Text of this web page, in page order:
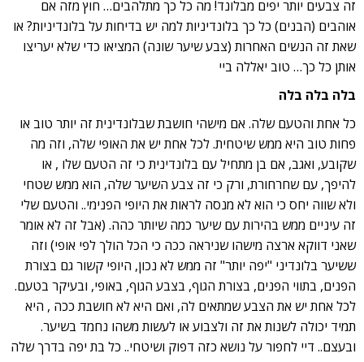
זה צבעים יותר יפים מבלונד! מה כל כך מתלהבים… חוץ מזה אם
אוהבים (הבנים) כל כך בלונדיניות למה יש בדיחות על בלונדיניות? או
שאת זה הנשים האחרות (צבע שיער שונה) המציאו כדי שלא יעריצו
אותן כל כך… טוב יאללה ביי
בלה בלה בלה
כל אחת והטעם שלה. אם מישהי חושבת שבלונדינית זה יותר טוב או
פחות טוב היא ממש שיטחית. לכל אחת יש את האופי שלה, וזה מה
שקובע, ואגב, אם בן מתחיל עם בלונדינית כי זה הטעם שלו , או
להיפך, עם שחרחורת, ורק כי זה צבע השיער שלה, הוא ממש שטחי
ולא שווה יחס כי הוא לא מנסה לראות את היופי הפנימי.. והטעם שלי
זה עיניים ממש בהירות עם שיער כמה שיותר כהה. (אבל זה לא אומר
שאני דווקא ארצה מישהו שניראה ככה כי הכל הולך לפי אופי) וזה
ששיער בלונדיני "יפה יותר" זה ממש לא נכון, היופי קשור גם בצורת
הפנים, בתווי הפנים, בצורת הגוף, בצבע הגוף, באופי, ובעיקר בטעם.
לכל אחת יש את הצבע שמתאים לה, ואם היא לא חושבת ככה , היא
תמיד יכולה לשנות את זה ולצבוע או לעשות משהו נחמד בשיער.
ובעצם.. דיי לחפור על נושא כזה דפוק ושיטחי.. כל בת יפה בדרך שלה